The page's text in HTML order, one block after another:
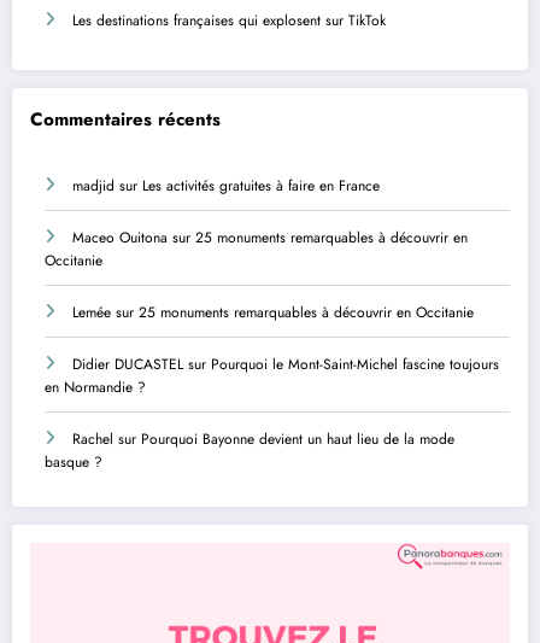
Les destinations françaises qui explosent sur TikTok
Commentaires récents
madjid sur Les activités gratuites à faire en France
Maceo Ouitona sur 25 monuments remarquables à découvrir en
Occitanie
Lemée sur 25 monuments remarquables à découvrir en Occitanie
Didier DUCASTELsur Pourquoi le Mont-Saint-Michel fascine toujours
en Normandie ?
Rachel sur Pourquoi Bayonne devient un haut lieu de la mode
basque ?